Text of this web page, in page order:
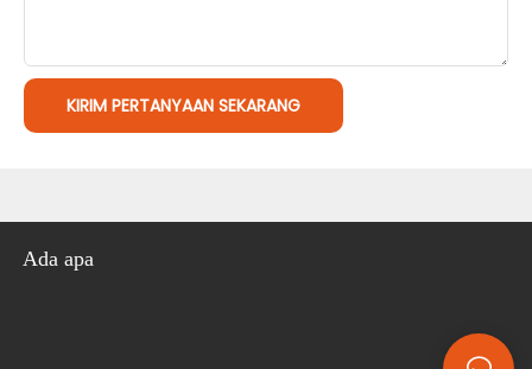
KIRIM PERTANYAAN SEKARANG
Ada apa